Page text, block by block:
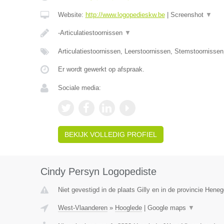
Website: http://www.logopedieskw.be| Screenshot ▼
-Articulatiestoornissen ▼
Articulatiestoornissen, Leerstoornissen,
Er wordt gewerkt op afspraak.
Sociale media:
BEKIJK VOLLEDIG PROFIEL
Cindy Persyn Logopediste
Niet gevestigd in de plaats Gilly en in de provincie
West-Vlaanderen» Hooglede| Google maps ▼